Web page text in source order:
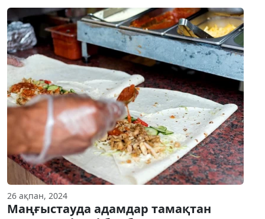
26 ақпан, 2024
Маңғыстауда адамдар тамақтан